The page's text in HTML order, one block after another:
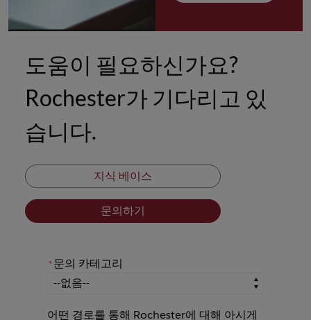
도움이 필요하신가요?
Rochester가 기다리고 있
습니다.
지식 베이스
문의하기
* 문의 카테고리
문의 카테고리
어떤 경로를 통해 Rochester에 대해 아시게